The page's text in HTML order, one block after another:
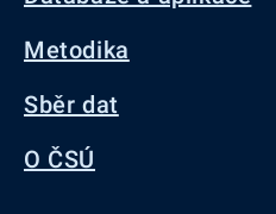
Metodika
Sběr dat
O ČSÚ